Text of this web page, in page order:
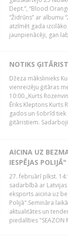
Dept.”, “Blood
“Židrūns” ar albumu
atzīmēt gada
jaunpienācēji, gan
NOTIKS
Džeza mākslinieks
vienreizēju ģitāras
10:00.„Kurts
Ēriks Kleptons Kurts
gados un šobrīd
ģitāristiem.
AICINA UZ
IESPĒJAS POLIJĀ"
27. februārī plkst.
sadarbībā ar
eksports aicina uz
Polijā".Semināra
aktualitātes un
piedalīties "SEAZON